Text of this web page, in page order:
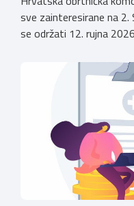
sve zainteresirane na
se održati 12. rujna
očekuje bogat stručni
renomiranih domaćih i
programa održat će se i
groomera: od edukacije